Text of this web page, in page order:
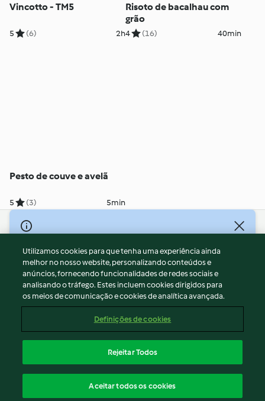
Vincotto - TM5
5 (6) 2h
Risoto de bacalhau com
grão
4 (16) 40min
Pesto de couve e avelã
5 (3) 5min
© Copyright 2026
Termos de Utilização
Aviso sobre Proteção de Dados
Aviso
Apoio legal
Conteúdo do relatório
Declaração de acessibilidade
Utilizamos cookies para que tenha uma experiência ainda
melhor no nosso website, personalizando conteúdos e
anúncios, fornecendo funcionalidades de redes sociais e
analisando o tráfego. Estes incluem cookies dirigidos para
os meios de comunicação e cookies de analítica avançada.
Definições de cookies
Rejeitar Todos
Aceitar todos os cookies